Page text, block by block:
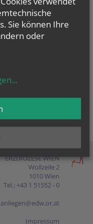
Presse
Shop
ERZDIÖZESE WIEN
Wollzeile 2
1010 Wien
Tel.: +43 1 51552 - 0
anliegen@edw.or.at
Impressum
Sie können Ihre
oder
...